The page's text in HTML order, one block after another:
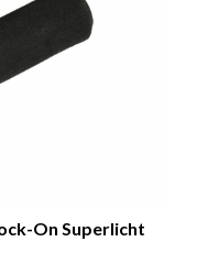
On Superlicht